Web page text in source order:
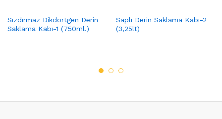
Sızdırmaz Dikdörtgen Derin
Saklama Kabı-1 (750ml.)
Saplı Derin Saklama Kabı-2
(3,25lt)